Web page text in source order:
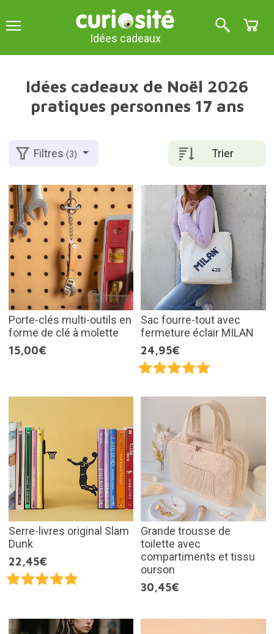
Idées cadeaux
Idées cadeaux de Noël 2026
pratiques personnes 17 ans
Trier
Filtres(3)
Porte-clés multi-outils en
forme de clé à molette
15,00€
Sac fourre-tout avec
fermeture éclair MILAN
24,95€
Serre-livres original Slam
Dunk
22,45€
Grande trousse de
toilette avec
compartiments et tissu
ourson
30,45€